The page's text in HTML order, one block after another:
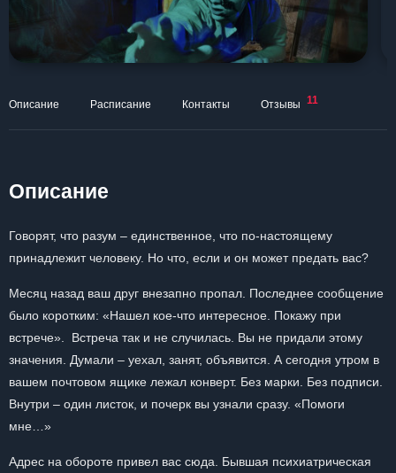
Описание Расписание Контакты Отзывы 11
Описание
Говорят, что разум – единственное, что по-настоящему
принадлежит человеку. Но что, если и он может предать вас?
Месяц назад ваш друг внезапно пропал. Последнее сообщение
было коротким: «Нашел кое-что интересное. Покажу при
встрече». Встреча так и не случилась. Вы не придали этому
значения. Думали – уехал, занят, объявится. А сегодня утром в
вашем почтовом ящике лежал конверт. Без марки. Без подписи.
Внутри – один листок, и почерк вы узнали сразу. «Помоги
мне…»
Адрес на обороте привел вас сюда. Бывшая психиатрическая